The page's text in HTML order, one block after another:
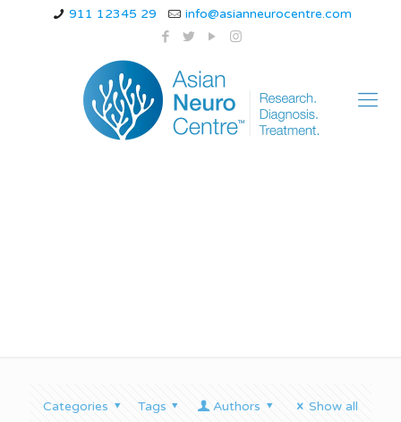
911 12345 29 info@asianneurocentre.com
Categories Tags Authors Show all